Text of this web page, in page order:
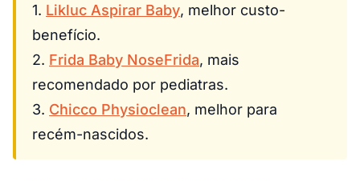
1. Likluc Aspirar Baby, melhor custo-
benefício.
2. Frida Baby NoseFrida, mais
recomendado por pediatras.
3. Chicco Physioclean, melhor para
recém-nascidos.